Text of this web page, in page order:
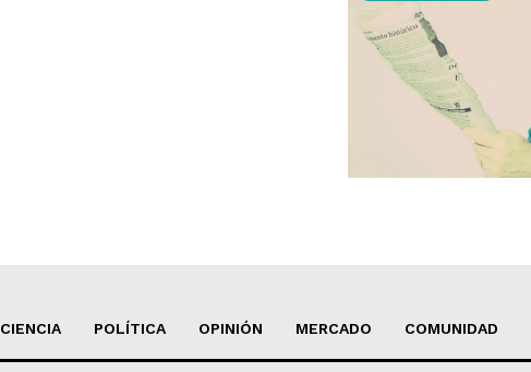
CIENCIA POLÍTICA OPINIÓN MERCADO COMUNIDAD